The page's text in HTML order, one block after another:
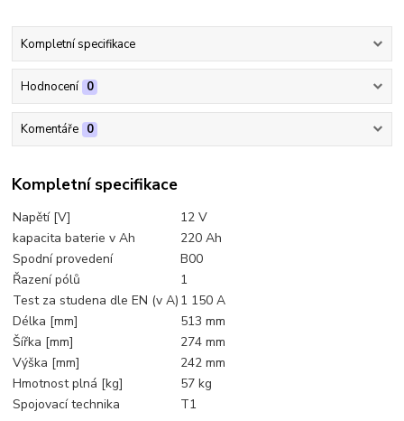
Kompletní specifikace
Hodnocení 0
Komentáře 0
Kompletní specifikace
Napětí [V]
12 V
kapacita baterie v Ah
220 Ah
Spodní provedení
B00
Řazení pólů
1
Test za studena dle EN (v A) 1 150 A
Délka [mm]
513 mm
Šířka [mm]
274 mm
Výška [mm]
242 mm
Hmotnost plná [kg]
57 kg
Spojovací technika
T1